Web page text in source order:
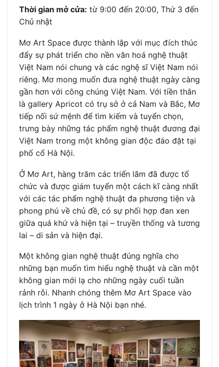
Thời gian mở cửa: từ 9:00 đến 20:00, Thứ 3 đến
Chủ nhật
Mơ Art Space được thành lập với mục đích thúc
đẩy sự phát triển cho nền văn hoá nghệ thuật
Việt Nam nói chung và các nghệ sĩ Việt Nam nói
riêng. Mơ mong muốn đưa nghệ thuật ngày càng
gần hơn với công chúng Việt Nam. Với tiền thân
là gallery Apricot có trụ sở ở cả Nam và Bắc, Mơ
tiếp nối sứ mệnh để tìm kiếm và tuyển chọn,
trưng bày những tác phẩm nghệ thuật đương đại
Việt Nam trong một không gian độc đáo đặt tại
phố cổ Hà Nội.
Ở Mơ Art, hàng trăm các triển lãm đã được tổ
chức và được giám tuyển một cách kĩ càng nhất
với các tác phẩm nghệ thuật đa phương tiện và
phong phú về chủ đề, có sự phối hợp đan xen
giữa quá khứ và hiện tại – truyền thống và tương
lai – di sản và hiện đại.
Một không gian nghệ thuật đúng nghĩa cho
những bạn muốn tìm hiểu nghệ thuật và cần một
không gian mới lạ cho những ngày cuối tuần
rảnh rỗi. Nhanh chóng thêm Mơ Art Space vào
lịch trình 1 ngày ở Hà Nội bạn nhé.